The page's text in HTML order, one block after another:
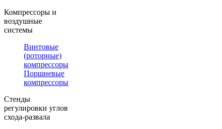
Компрессоры и
воздушные
системы
Винтовые
(роторные)
компрессоры
Поршневые
компрессоры
Стенды
регулировки углов
схода-развала